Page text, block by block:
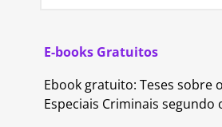
E-books Gratuitos
Ebook gratuito: Teses sobre
Especiais Criminais segundo